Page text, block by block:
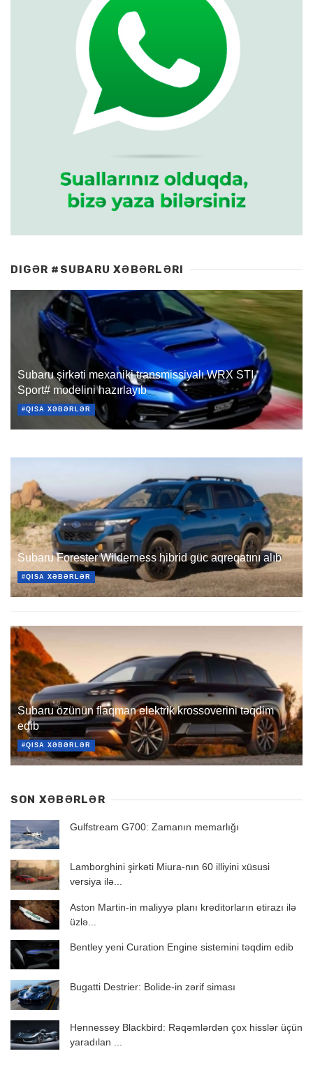
DIGƏR #SUBARU XƏBƏRLƏRI
Subaru şirkəti mexaniki transmissiyalı WRX STI
Sport# modelini hazırlayıb
#QISA XƏBƏRLƏR
Subaru Forester Wilderness hibrid güc aqreqatını alıb
#QISA XƏBƏRLƏR
Subaru özünün flaqman elektrik krossoverini təqdim
edib
#QISA XƏBƏRLƏR
SON XƏBƏRLƏR
Gulfstream G700: Zamanın memarlığı
Lamborghini şirkəti Miura-nın 60 illiyini xüsusi
versiya ilə...
Aston Martin-in maliyyə planı kreditorların etirazı ilə
üzlə...
Bentley yeni Curation Engine sistemini təqdim edib
Bugatti Destrier: Bolide-in zərif siması
Hennessey Blackbird: Rəqəmlərdən çox hisslər üçün
yaradılan ...